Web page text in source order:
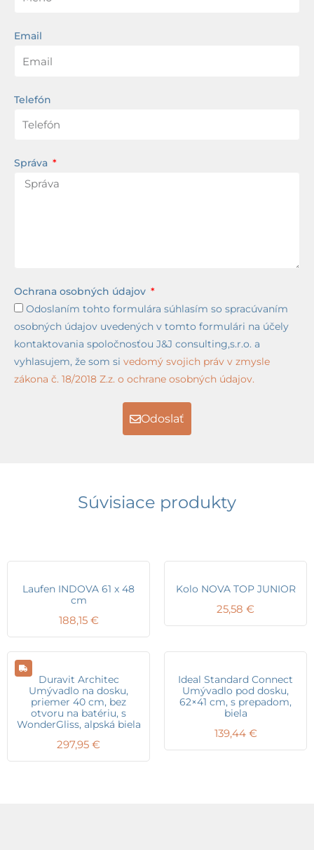
Email
Telefón
Správa
Ochrana osobných údajov
Odoslaním tohto formulára súhlasím so spracúvaním
osobných údajov uvedených v tomto formulári na účely
kontaktovania spoločnosťou J&J consulting,s.r.o. a
vyhlasujem, že som si vedomý svojich práv v zmysle
zákona č. 18/2018 Z.z. o ochrane osobných údajov.
Odoslať
Súvisiace produkty
Laufen INDOVA 61 x 48
cm
188,15 €
Kolo NOVA TOP JUNIOR
25,58 €
Duravit Architec
Umývadlo na dosku,
priemer 40 cm, bez
otvoru na batériu, s
WonderGliss, alpská biela
297,95 €
Ideal Standard Connect
Umývadlo pod dosku,
62×41 cm, s prepadom,
biela
139,44 €